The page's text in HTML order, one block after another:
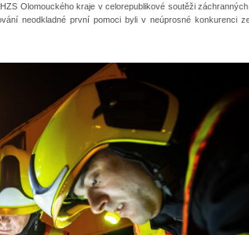
Olomouckého kraje v celorepublikové soutěži
neodkladné první pomoci byli v neúprosné konkurenci